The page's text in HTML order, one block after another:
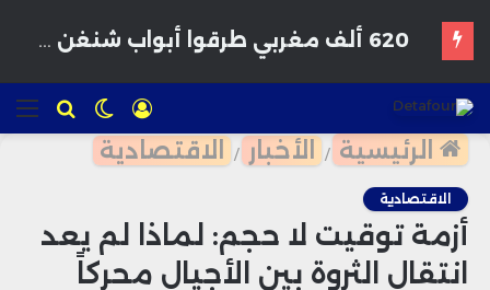
للبحث الوضع
المظلم
تسجيل
الدخول
الرئيسية / الأخبار / الاقتصادية
الاقتصادية
أزمة توقيت لا حجم: لماذا لم يعد
انتقال الثروة بين الأجيال محركاً